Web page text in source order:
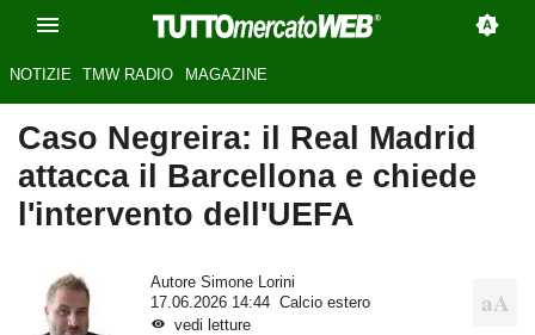
NOTIZIE TMW RADIO MAGAZINE
Caso Negreira: il Real Madrid
attacca il Barcellona e chiede
l'intervento dell'UEFA
Autore Simone Lorini
17.06.2026 14:44
Calcio estero
vedi letture